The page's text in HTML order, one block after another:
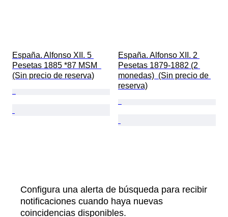
España. Alfonso XII. 5
Pesetas 1885 *87 MSM
(Sin precio de reserva)
España. Alfonso XII. 2
Pesetas 1879-1882 (2
monedas)  (Sin precio de
reserva)
Configura una alerta de búsqueda para recibir
notificaciones cuando haya nuevas
coincidencias disponibles.